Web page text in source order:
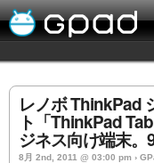
レノボ ThinkPad
ト「ThinkPad
ジネス向け端末。
8月 2nd, 2011 @ 03:00 pm ›